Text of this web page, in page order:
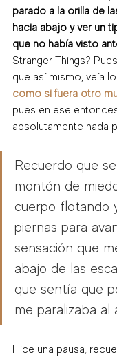
parado a la orilla de
hacia abajo y ver un
que no había visto
Stranger Things?
que así mismo, veía
como si fuera otro
pues en ese
absolutamente nada
Recuerdo que
montón de
cuerpo flotando
piernas para
sensación que
abajo de las
que sentía que
me paralizaba al
Hice una pausa,